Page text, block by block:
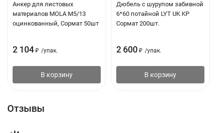
Анкер для листовых
материалов MOLA М5/13
оцинкованный, Сормат 50шт
2 104 ₽ /упак.
В корзину
Дюбель с шурупом забивной
6*60 потайной LYT UK KP
Сормат 200шт.
2 600 ₽ /упак.
В корзину
Отзывы